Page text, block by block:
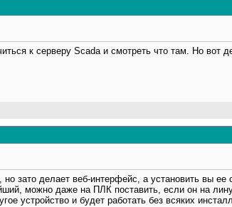
к серверу Scada и смотреть что там. Но вот
зато делает веб-интерфейс, а установить вы
можно даже на ПЛК поставить, если он на
устройство и будет работать без всяких